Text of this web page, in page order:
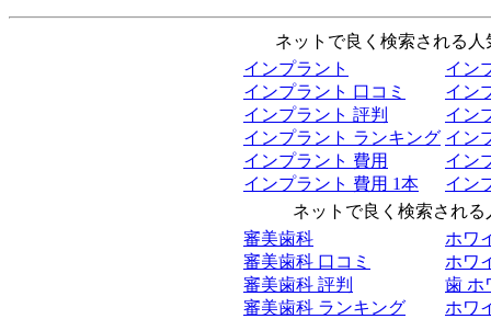
ネットで良く検索される
インプラント
インプラント 口コミ
インプラント 評判
インプラント ランキング
インプラント 費用
インプラント 費用 1本
イン
イン
イン
イン
イン
イン
ネットで良く検索され
審美歯科
審美歯科 口コミ
審美歯科 評判
審美歯科 ランキング
ホワ
ホワ
歯 ホ
ホワ